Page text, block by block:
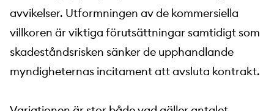
avvikelser. Utformningen av de kommersiella
villkoren är viktiga förutsättningar samtidigt som
skadeståndsrisken sänker de upphandlande
myndigheternas incitament att avsluta kontrakt.